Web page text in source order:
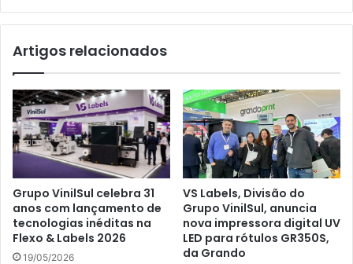
de
Artigos relacionados
Grupo VinilSul celebra 31
anos com lançamento de
tecnologias inéditas na
Flexo & Labels 2026
19/05/2026
VS Labels, Divisão do
Grupo VinilSul, anuncia
nova impressora digital UV
LED para rótulos GR350S,
da Grando